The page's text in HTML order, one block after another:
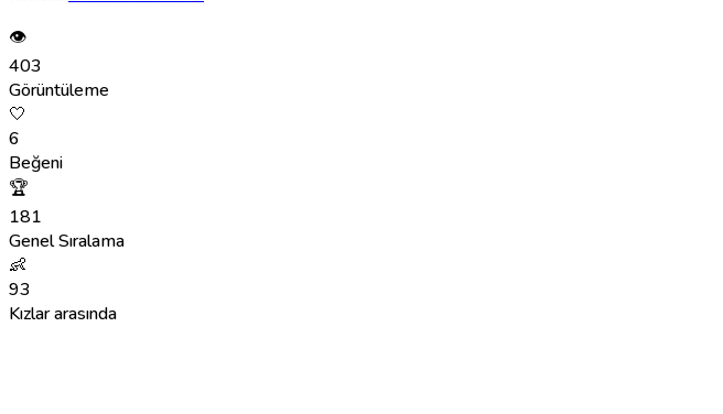
👁
403
Görüntüleme
🤍
6
Beğeni
🏆
181
Genel Sıralama
👶
93
Kızlar arasında